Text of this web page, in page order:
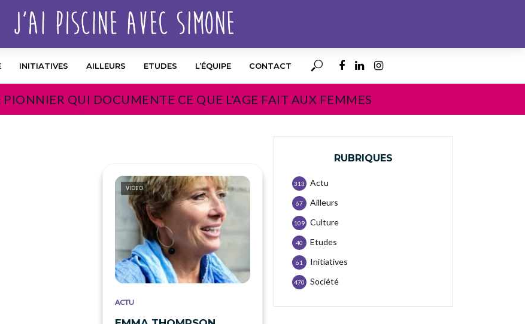
INITIATIVES AILLEURS ETUDES L’ÉQUIPE CONTACT
QUI DOCUMENTE CE QUE L’AGE FAIT AUX FEMMES
VIDEO
ACTU
RUBRIQUES
Actu
313
Ailleurs
67
Culture
109
Etudes
40
Initiatives
61
Société
470